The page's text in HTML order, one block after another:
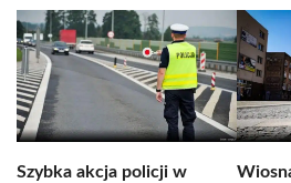
Szybka akcja policji w